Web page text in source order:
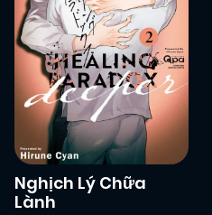
Nghịch Lý Chữa
Lành